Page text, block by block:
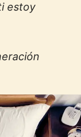
estoy